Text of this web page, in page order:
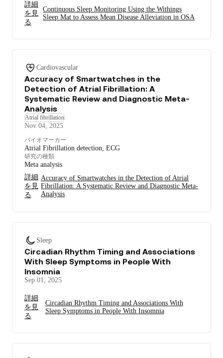
詳細
を見
る
Continuous Sleep Monitoring Using the Withings
Sleep Mat to Assess Mean Disease Alleviation in OSA
Cardiovascular
Accuracy of Smartwatches in the
Detection of Atrial Fibrillation: A
Systematic Review and Diagnostic Meta-
Analysis
Atrial fibrillation
Nov 04, 2025
バイオマーカー
Atrial Fibrillation detection, ECG
研究の種類
Meta analysis
詳細
を見
る
Accuracy of Smartwatches in the Detection of Atrial
Fibrillation: A Systematic Review and Diagnostic Meta-
Analysis
Sleep
Circadian Rhythm Timing and Associations
With Sleep Symptoms in People With
Insomnia
Sep 01, 2025
詳細
を見
る
Circadian Rhythm Timing and Associations With
Sleep Symptoms in People With Insomnia